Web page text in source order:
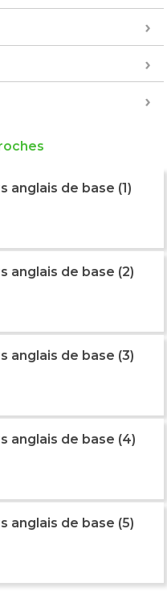
anglais de base (1)
anglais de base (2)
anglais de base (3)
anglais de base (4)
anglais de base (5)